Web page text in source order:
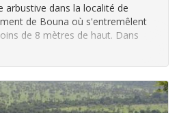
arbustive dans la localité de
de Bouna où s'entremêlent
de 8 mètres de haut. Dans
et arbustes sont disséminés